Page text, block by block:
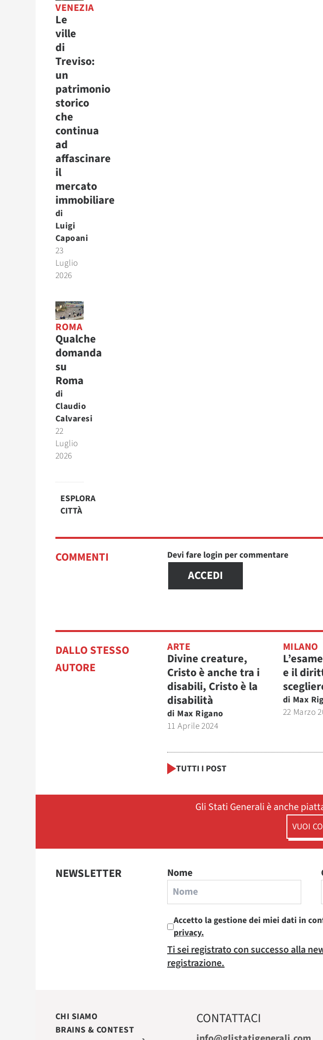
VENEZIA
Le
ville
di
Treviso:
un
patrimonio
storico
che
continua
ad
affascinare
il
mercato
immobiliare
di
Luigi
Capoani
23
Luglio
2026
ROMA
Qualche
domanda
su
Roma
di
Claudio
Calvaresi
22
Luglio
2026
ESPLORA
CITTÀ
COMMENTI Devi fare login per commentare
ACCEDI
DALLO STESSO
AUTORE
ARTE
Divine creature,
Cristo è anche tra i
disabili, Cristo è la
disabilità
di Max Rigano
11 Aprile 2024
MILANO
e il
di Max
22 Marzo
TUTTI I POST
Gli Stati Generali è anche
VUOI
NEWSLETTER Nome
Accetto la gestione dei miei dati in
privacy.
Ti sei registrato con successo alla
registrazione.
CHI SIAMO
BRAINS & CONTEST
CONTATTACI